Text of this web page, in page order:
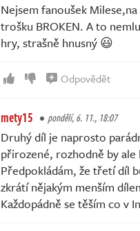
Nejsem fanoušek
trošku BROKEN. A to
hry, strašně hnusný 😃
Odpovědět
mety15 pondělí, 6. 11., 18:07
Druhý díl je naprosto
přirozené, rozhodně by
Předpokládám, že třetí díl
zkrátí nějakým menším
Každopádně se těším co v